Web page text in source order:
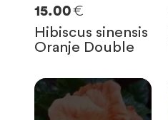
15.00€
Hibiscus sinensis
Oranje Double
0
SOLO 0 RIMASTE